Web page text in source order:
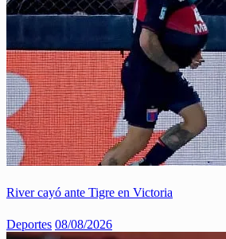
River cayó ante Tigre en Victoria
Deportes 08/08/2026